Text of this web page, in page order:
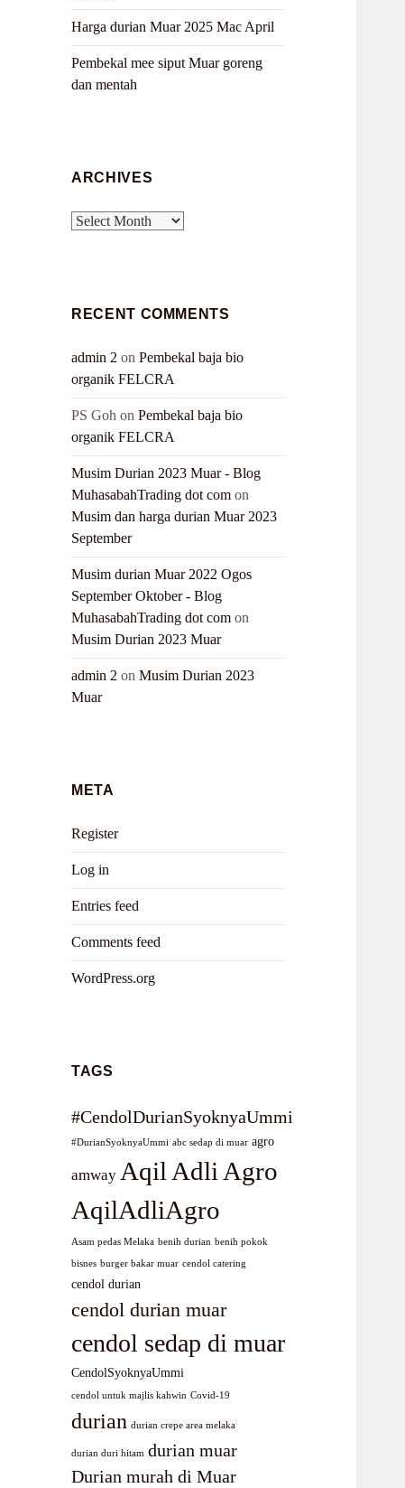
Harga durian Muar 2025 Mac April
Pembekal mee siput Muar goreng
dan mentah
ARCHIVES
Archives
RECENT COMMENTS
admin 2 onPembekal baja bio
organik FELCRA
PS Goh onPembekal baja bio
organik FELCRA
Musim Durian 2023 Muar - Blog
MuhasabahTrading dot com on
Musim dan harga durian Muar 2023
September
Musim durian Muar 2022 Ogos
September Oktober - Blog
MuhasabahTrading dot com on
Musim Durian 2023 Muar
admin 2 onMusim Durian 2023
Muar
META
Register
Log in
Entries feed
Comments feed
WordPress.org
TAGS
#CendolDurianSyoknyaUmmi
#DurianSyoknyaUmmi abc sedap di muar agro
amway Aqil Adli Agro
AqilAdliAgro
Asam pedas Melaka benih durian benih pokok
bisnes burger bakar muar cendol catering
cendol durian
cendol durian muar
cendol sedap di muar
CendolSyoknyaUmmi
cendol untuk majlis kahwin Covid-19
durian durian crepe area melaka
durian duri hitam durian muar
Durian murah di Muar